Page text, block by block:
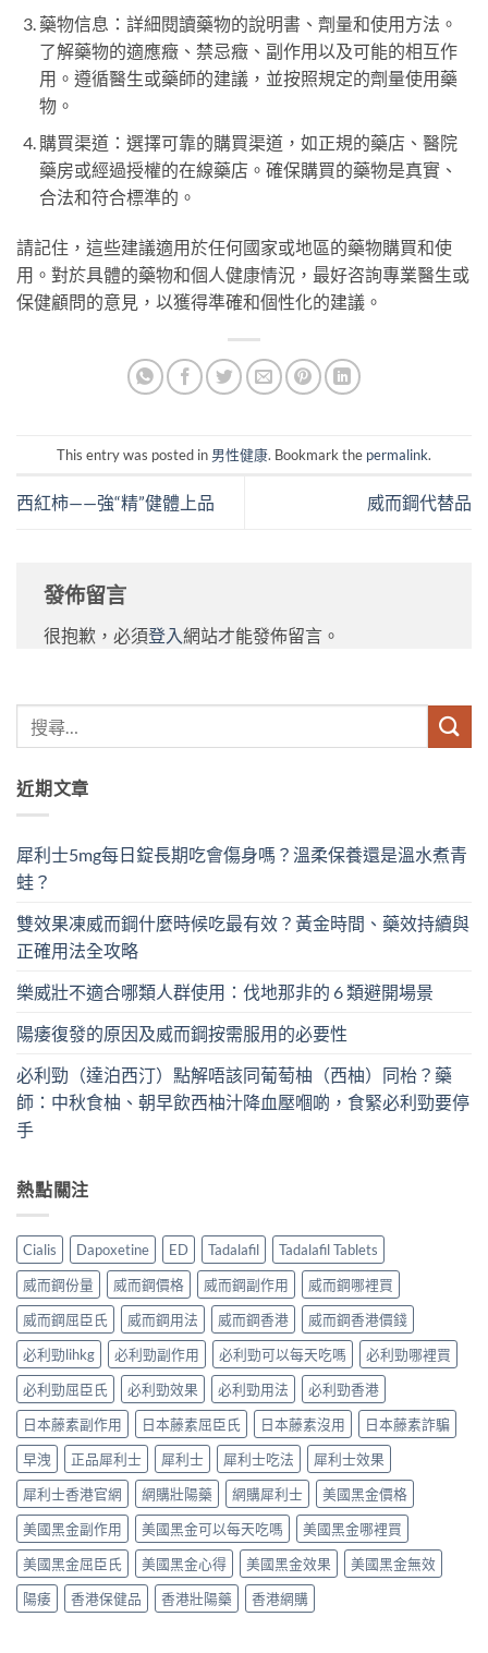
藥物信息：詳細閱讀藥物的說明書、劑量和使用方法。
了解藥物的適應癥、禁忌癥、副作用以及可能的相互作
用。遵循醫生或藥師的建議，並按照規定的劑量使用藥
物。
購買渠道：選擇可靠的購買渠道，如正規的藥店、醫院
藥房或經過授權的在線藥店。確保購買的藥物是真實、
合法和符合標準的。
請記住，這些建議適用於任何國家或地區的藥物購買和使
用。對於具體的藥物和個人健康情況，最好咨詢專業醫生或
保健顧問的意見，以獲得準確和個性化的建議。
This entry was posted in 男性健康. Bookmark the permalink.
西紅柿——強“精”健體上品 威而鋼代替品
發佈留言
很抱歉，必須登入網站才能發佈留言。
近期文章
犀利士5mg每日錠長期吃會傷身嗎？溫柔保養還是溫水煮青
蛙？
雙效果凍威而鋼什麼時候吃最有效？黃金時間、藥效持續與
正確用法全攻略
樂威壯不適合哪類人群使用：伐地那非的 6 類避開場景
陽痿復發的原因及威而鋼按需服用的必要性
必利勁（達泊西汀）點解唔該同葡萄柚（西柚）同枱？藥
師：中秋食柚、朝早飲西柚汁降血壓嗰啲，食緊必利勁要停
手
熱點關注
Cialis Dapoxetine ED Tadalafil
Tadalafil Tablets
威而鋼份量
威而鋼價格 威而鋼副作用
威而鋼哪裡買
威而鋼屈臣氏
威而鋼用法 威而鋼香港
威而鋼香港價錢
必利勁lihkg
必利勁副作用 必利勁可以每天吃嗎
必利勁哪裡買
必利勁屈臣氏
必利勁效果 必利勁用法
必利勁香港
日本藤素副作用
日本藤素屈臣氏 日本藤素沒用
日本藤素詐騙
早洩
正品犀利士 犀利士 犀利士吃法
犀利士效果
犀利士香港官網
網購壯陽藥 網購犀利士
美國黑金價格
美國黑金副作用
美國黑金可以每天吃嗎
美國黑金哪裡買
美國黑金屈臣氏
美國黑金心得 美國黑金效果
美國黑金無效
陽痿
香港保健品 香港壯陽藥 香港網購